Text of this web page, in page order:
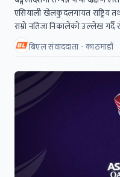
एसियाली खेलकुदलगायत राष्ट्रिय तथा
राम्रो नतिजा निकालेको उल्लेख
बिएल संवाददाता - काठमाडौं